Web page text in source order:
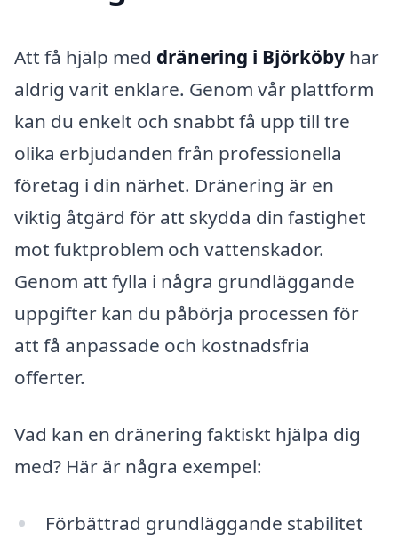
Att få hjälp med dränering i Björköby har
aldrig varit enklare. Genom vår plattform
kan du enkelt och snabbt få upp till tre
olika erbjudanden från professionella
företag i din närhet. Dränering är en
viktig åtgärd för att skydda din fastighet
mot fuktproblem och vattenskador.
Genom att fylla i några grundläggande
uppgifter kan du påbörja processen för
att få anpassade och kostnadsfria
offerter.
Vad kan en dränering faktiskt hjälpa dig
med? Här är några exempel:
Förbättrad grundläggande stabilitet